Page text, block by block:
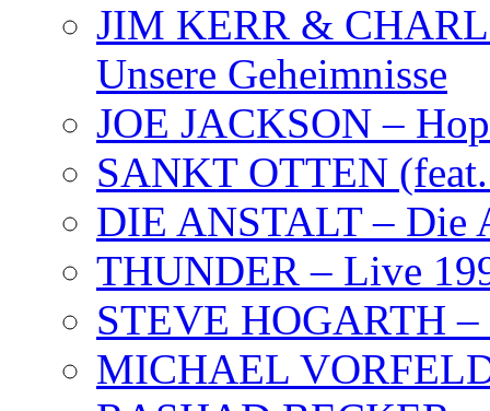
JIM KERR &
Unsere Geheimnisse
JOE JACKSON –
SANKT OTTEN
DIE ANSTALT – Die
THUNDER – Live
STEVE HOGARTH –
MICHAEL